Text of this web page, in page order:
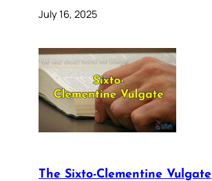
July 16, 2025
The Sixto-Clementine Vulgate